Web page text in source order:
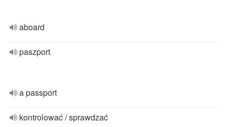
aboard
paszport
a passport
kontrolować / sprawdzać